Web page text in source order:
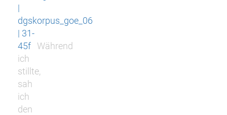
|
dgskorpus_goe_06
| 31-
45f
Während
ich
stillte,
sah
ich
den